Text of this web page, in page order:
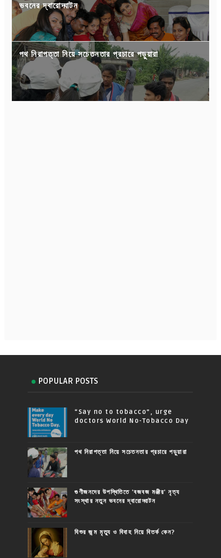
ভবনের দ্বারোদ্ঘাটন
পথ নিরাপত্তা নিয়ে সচেতনতার প্রচারে পড়ুয়ারা
POPULAR POSTS
“Say no to tobacco”, urge
doctors World No-Tobacco Day
পথ নিরাপত্তা নিয়ে সচেতনতার প্রচারে পড়ুয়ারা
গুণীজনদের উপস্থিতিতে 'বজবজ মঞ্জীর' নৃত্য
সংস্থার নতুন ভবনের দ্বারোদ্ঘাটন
যিশুর জন্ম মৃত্যু ও বিবাহ নিয়ে বিতর্ক কেন?